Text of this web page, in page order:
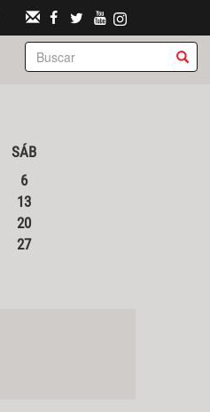
SÁB
6
13
20
27